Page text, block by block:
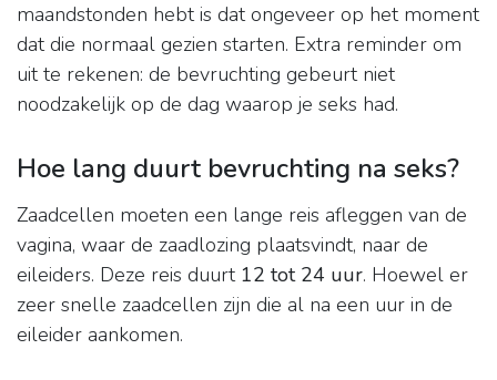
maandstonden hebt is dat ongeveer op het moment
dat die normaal gezien starten. Extra reminder om
uit te rekenen: de bevruchting gebeurt niet
noodzakelijk op de dag waarop je seks had.
Hoe lang duurt bevruchting na seks?
Zaadcellen moeten een lange reis afleggen van de
vagina, waar de zaadlozing plaatsvindt, naar de
eileiders. Deze reis duurt 12 tot 24 uur. Hoewel er
zeer snelle zaadcellen zijn die al na een uur in de
eileider aankomen.